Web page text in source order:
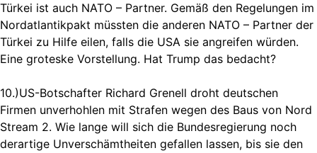
Türkei ist auch NATO – Partner. Gemäß den Regelungen im
Nordatlantikpakt müssten die anderen NATO – Partner der
Türkei zu Hilfe eilen, falls die USA sie angreifen würden.
Eine groteske Vorstellung. Hat Trump das bedacht?
10.)US-Botschafter Richard Grenell droht deutschen
Firmen unverhohlen mit Strafen wegen des Baus von Nord
Stream 2. Wie lange will sich die Bundesregierung noch
derartige Unverschämtheiten gefallen lassen, bis sie den